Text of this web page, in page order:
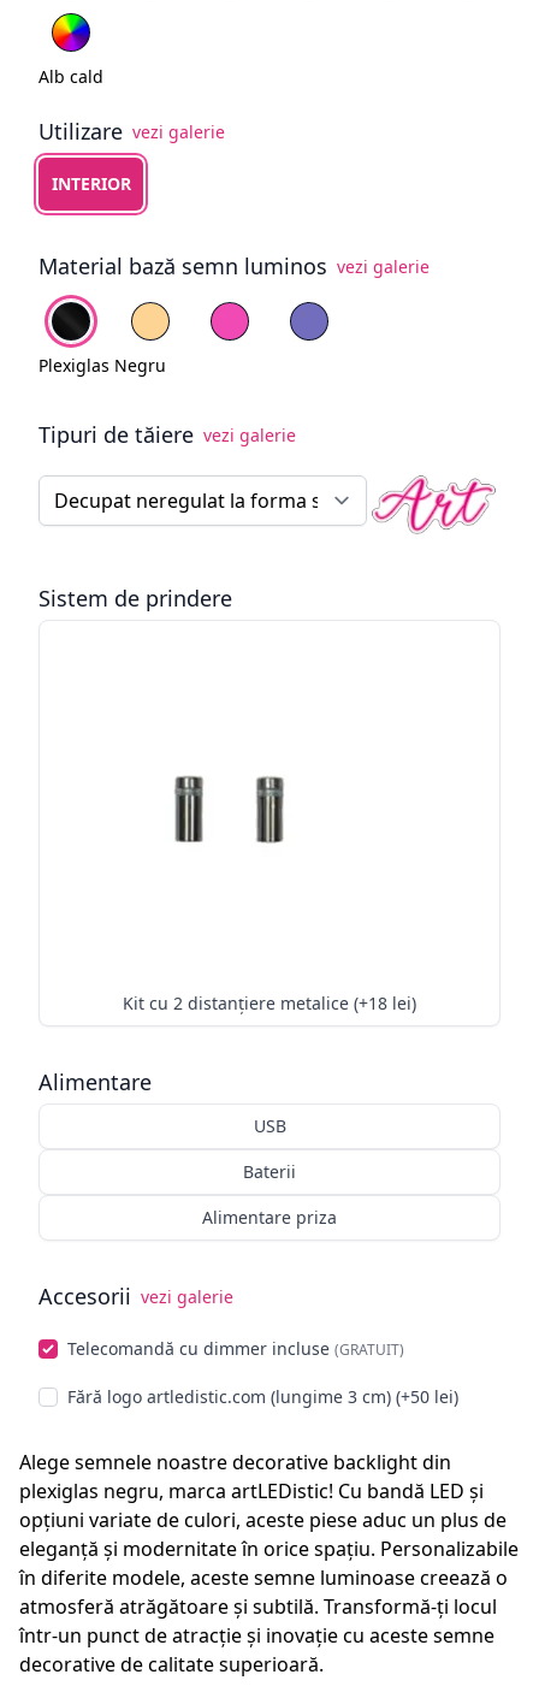
RGB
Alb cald
Utilizare vezi galerie
Alege tipul de utilizare
INTERIOR
Material bază semn luminos vezi galerie
Alege fundal
Plexiglas NegruPVC Galben pal
PVC Roz PVC Mov
Plexiglas Negru
Tipuri de tăiere vezi galerie
Tip tăiere semn luminos
Sistem de prindere
Kit cu 2 distanțiere metalice (+18 lei)
Alimentare
USB
Baterii
Alimentare priza
Accesorii vezi galerie
Telecomandă cu dimmer incluse (GRATUIT)
Fără logo artledistic.com (lungime 3 cm) (+50 lei)
Alege semnele noastre decorative backlight din
plexiglas negru, marca artLEDistic! Cu bandă LED și
opțiuni variate de culori, aceste piese aduc un plus de
eleganță și modernitate în orice spațiu. Personalizabile
în diferite modele, aceste semne luminoase creează o
atmosferă atrăgătoare și subtilă. Transformă-ți locul
într-un punct de atracție și inovație cu aceste semne
decorative de calitate superioară.